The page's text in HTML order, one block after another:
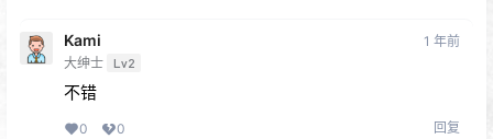
Kami
大绅士 Lv2
1 年前
不错
0 0 回复